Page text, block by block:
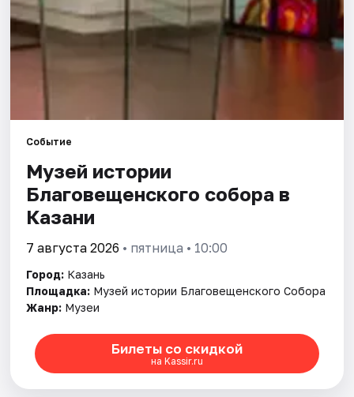
Событие
Музей истории
Благовещенского собора в
Казани
7 августа 2026 • пятница • 10:00
Город: Казань
Площадка: Музей истории Благовещенского Собора
Жанр: Музеи
Билеты со скидкой
на Kassir.ru